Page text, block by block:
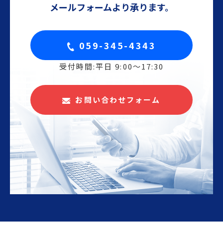
メールフォームより承ります。
059-345-4343
受付時間:平日 9:00〜17:30
お問い合わせフォーム